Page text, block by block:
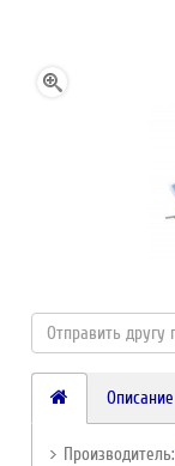
Описание
Производитель: